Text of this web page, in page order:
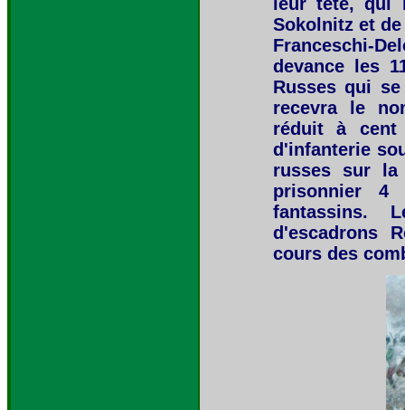
Sokolnitz et
Franceschi-
devance les
Russes qui
recevra le
réduit à cent
d'infanterie
russes sur
prisonnier 4
fantassins.
d'escadrons
cours des